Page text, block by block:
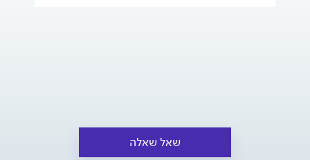
שאל שאלה